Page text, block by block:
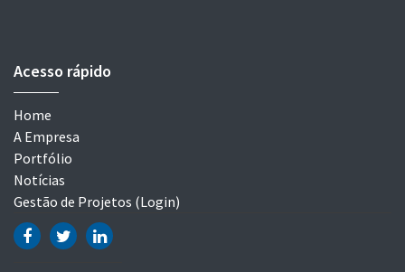
Acesso rápido
Home
A Empresa
Portfólio
Notícias
Gestão de Projetos (Login)